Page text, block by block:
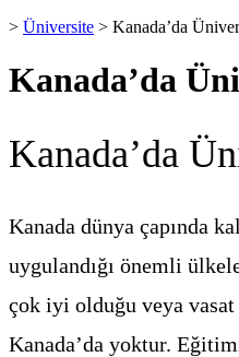
> Üniversite > Kanada’da
Kanada’da
Kanada’da
Kanada dünya çapında
uygulandığı önemli
çok iyi olduğu veya vasat
Kanada’da yoktur.